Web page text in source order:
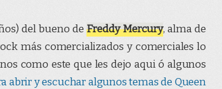
del bueno deFreddy Mercury, alma de
más comercializados y comerciales lo
como este que les dejo aqui ó algunos
abrir y escuchar algunos temas de Queen